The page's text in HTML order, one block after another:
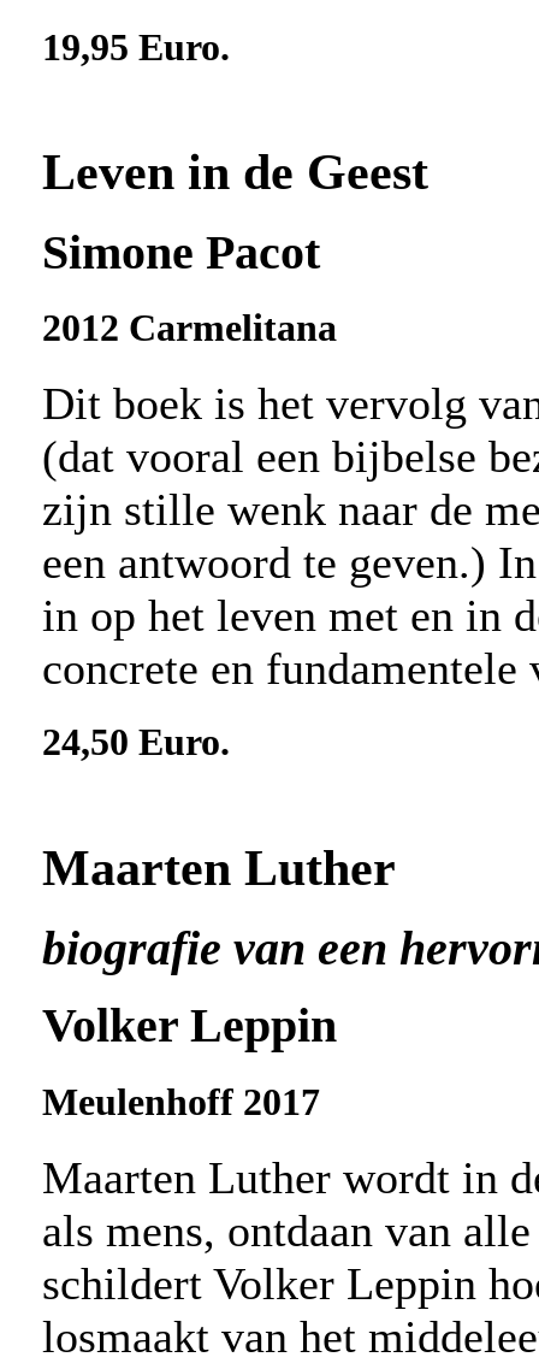
19,95 Euro.
Leven in de Geest
Simone Pacot
2012 Carmelitana
Dit boek is het vervolg
(dat vooral een bijbelse
zijn stille wenk naar de
een antwoord te geven.)
in op het leven met en in
concrete en fundamentele
24,50 Euro.
Maarten Luther
biografie van een
Volker Leppin
Meulenhoff 2017
Maarten Luther wordt in
als mens, ontdaan van
schildert Volker Leppin
losmaakt van het